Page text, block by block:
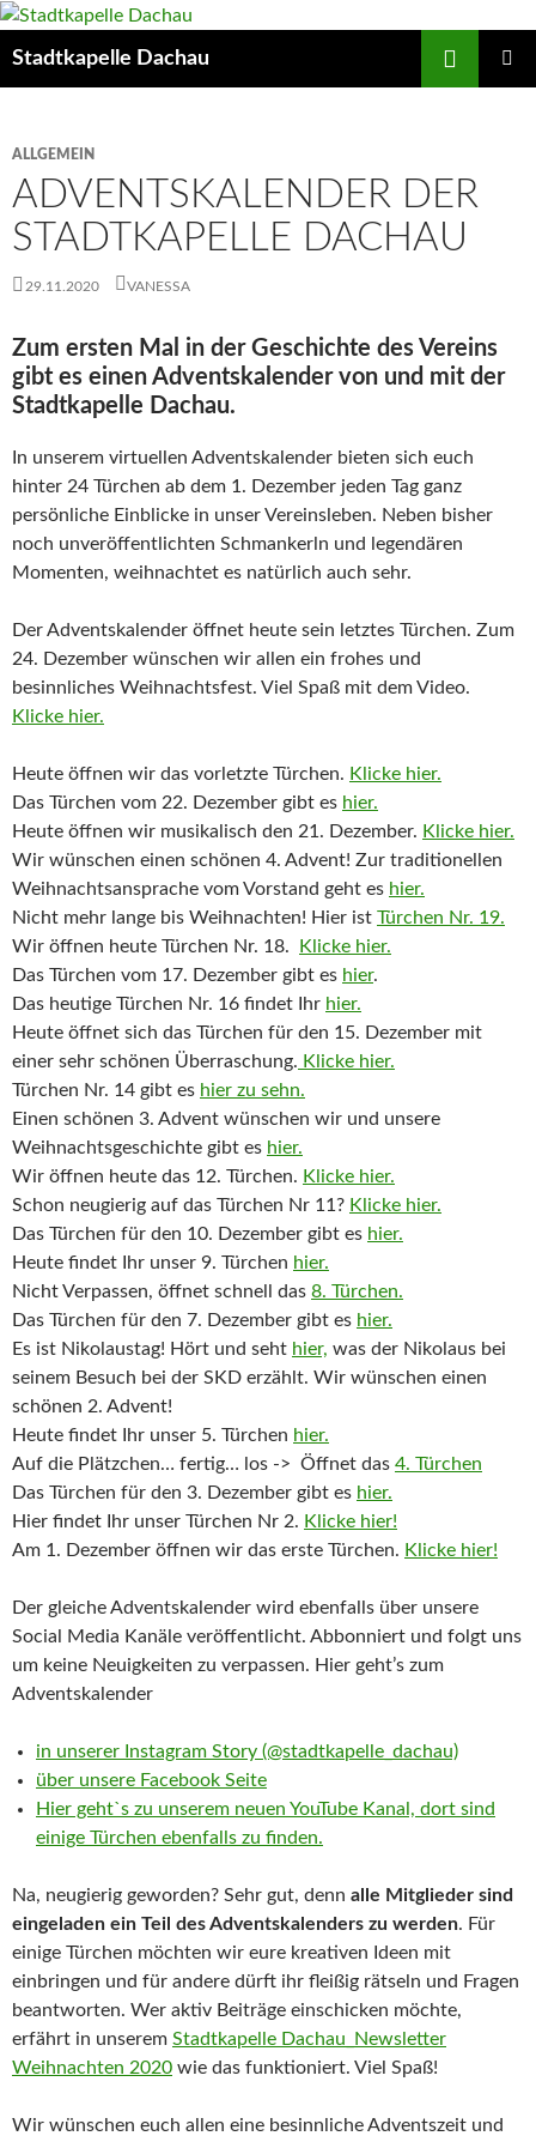
Zum
springen
Stadtkapelle Dachau
ALLGEMEIN
ADVENTSKALENDER DER
STADTKAPELLE DACHAU
29.11.2020 VANESSA
Zum ersten Mal in der Geschichte des Vereins
gibt es einen Adventskalender von und mit der
Stadtkapelle Dachau.
In unserem virtuellen Adventskalender bieten sich euch
hinter 24 Türchen ab dem 1. Dezember jeden Tag ganz
persönliche Einblicke in unser Vereinsleben. Neben bisher
noch unveröffentlichten Schmankerln und legendären
Momenten, weihnachtet es natürlich auch sehr.
Der Adventskalender öffnet heute sein letztes Türchen. Zum
24. Dezember wünschen wir allen ein frohes und
besinnliches Weihnachtsfest. Viel Spaß mit dem Video.
Klicke hier.
Heute öffnen wir das vorletzte Türchen. Klicke hier.
Das Türchen vom 22. Dezember gibt es hier.
Heute öffnen wir musikalisch den 21. Dezember. Klicke hier.
Wir wünschen einen schönen 4. Advent! Zur traditionellen
Weihnachtsansprache vom Vorstand geht es hier.
Nicht mehr lange bis Weihnachten! Hier ist Türchen Nr. 19.
Wir öffnen heute Türchen Nr. 18.
Klicke hier.
Das Türchen vom 17. Dezember gibt es hier.
Das heutige Türchen Nr. 16 findet Ihr hier.
Heute öffnet sich das Türchen für den 15. Dezember mit
einer sehr schönen Überraschung. Klicke hier.
Türchen Nr. 14 gibt es hier zu sehn.
Einen schönen 3. Advent wünschen wir und unsere
Weihnachtsgeschichte gibt es hier.
Wir öffnen heute das 12. Türchen. Klicke hier.
Schon neugierig auf das Türchen Nr 11? Klicke hier.
Das Türchen für den 10. Dezember gibt es hier.
Heute findet Ihr unser 9. Türchen hier.
Nicht Verpassen, öffnet schnell das 8. Türchen.
Das Türchen für den 7. Dezember gibt es hier.
Es ist Nikolaustag! Hört und seht hier, was der Nikolaus bei
seinem Besuch bei der SKD erzählt. Wir wünschen einen
schönen 2. Advent!
Heute findet Ihr unser 5. Türchen hier.
Auf die Plätzchen… fertig… los -> Öffnet das 4. Türchen
Das Türchen für den 3. Dezember gibt es hier.
Hier findet Ihr unser Türchen Nr 2. Klicke hier!
Am 1. Dezember öffnen wir das erste Türchen. Klicke hier!
Der gleiche Adventskalender wird ebenfalls über unsere
Social Media Kanäle veröffentlicht. Abbonniert und folgt uns
um keine Neuigkeiten zu verpassen. Hier geht’s zum
Adventskalender
in unserer Instagram Story (@stadtkapelle_dachau)
über unsere Facebook Seite
Hier geht`s zu unserem neuen YouTube Kanal, dort sind
einige Türchen ebenfalls zu finden.
Na, neugierig geworden? Sehr gut, denn alle Mitglieder sind
eingeladen ein Teil des Adventskalenders zu werden. Für
einige Türchen möchten wir eure kreativen Ideen mit
einbringen und für andere dürft ihr fleißig rätseln und Fragen
beantworten. Wer aktiv Beiträge einschicken möchte,
erfährt in unserem Stadtkapelle Dachau_Newsletter
Weihnachten 2020 wie das funktioniert. Viel Spaß!
Wir wünschen euch allen eine besinnliche Adventszeit und